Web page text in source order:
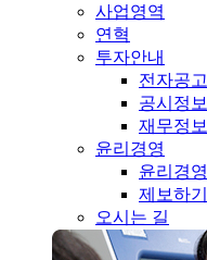
사업영역
연혁
투자안내
전자공고
공시정보
재무정보
윤리경영
윤리경영
제보하기
오시는 길